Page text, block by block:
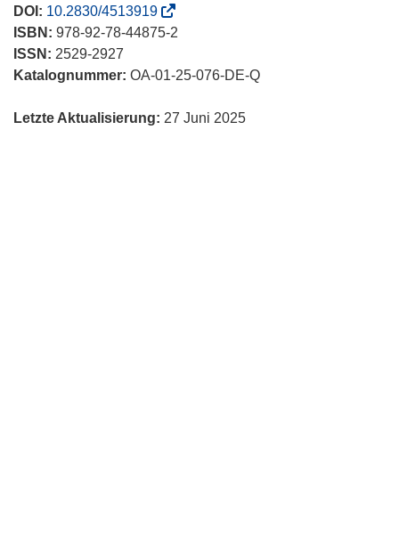
DOI: (öffnet
in
neuem
Fenster)
10.2830/4513919
ISBN: 978-92-78-44875-2
ISSN: 2529-2927
Katalognummer: OA-01-25-076-DE-Q
Letzte Aktualisierung: 27 Juni 2025